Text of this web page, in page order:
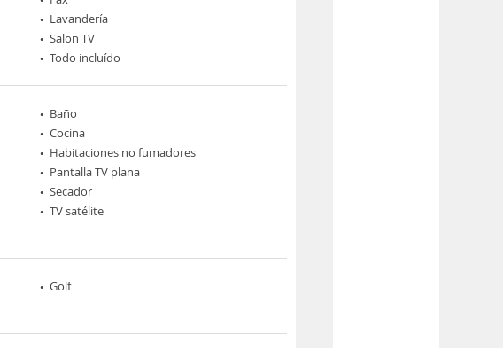
Lavandería
Salon TV
Todo incluído
Baño
Cocina
Habitaciones no fumadores
Pantalla TV plana
Secador
TV satélite
Golf